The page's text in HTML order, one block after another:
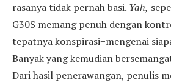
rasanya tidak pernah basi. Yah,
G30S memang penuh dengan
tepatnya konspirasi−mengenai
Banyak yang kemudian
Dari hasil penerawangan, penulis